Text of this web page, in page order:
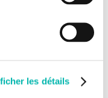
les détails
randomisée et